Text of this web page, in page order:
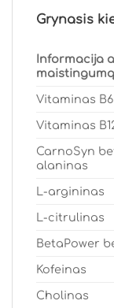
Grynasis
Informacija
maistingumą
Vitaminas B6
Vitaminas
CarnoSyn
alaninas
L-argininas
L-citrulinas
BetaPower
Kofeinas
Cholinas